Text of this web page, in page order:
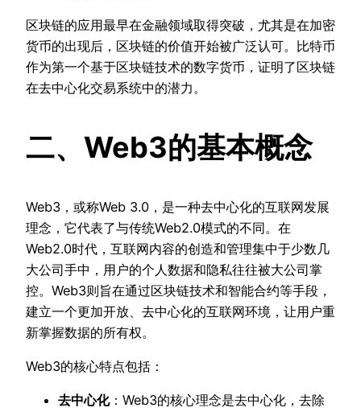
区块链的应用最早在金融领域取得突破，尤其是在加密
货币的出现后，区块链的价值开始被广泛认可。比特币
作为第一个基于区块链技术的数字货币，证明了区块链
在去中心化交易系统中的潜力。
二、Web3的基本概念
Web3，或称Web 3.0，是一种去中心化的互联网发展
理念，它代表了与传统Web2.0模式的不同。在
Web2.0时代，互联网内容的创造和管理集中于少数几
大公司手中，用户的个人数据和隐私往往被大公司掌
控。Web3则旨在通过区块链技术和智能合约等手段，
建立一个更加开放、去中心化的互联网环境，让用户重
新掌握数据的所有权。
Web3的核心特点包括：
去中心化：Web3的核心理念是去中心化，去除